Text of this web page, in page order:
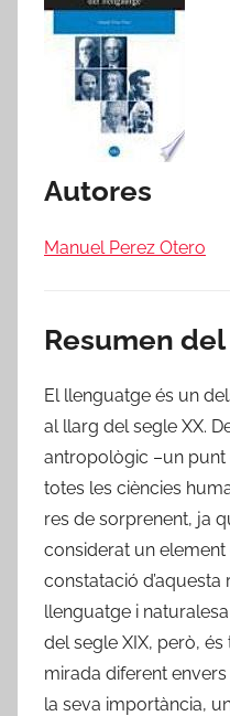
Autores
Manuel Perez Otero
Resumen
El llenguatge és un
al llarg del segle XX.
antropològic –un punt
totes les ciències
res de sorprenent, ja
considerat un element
constatació
llenguatge i
del segle XIX, però,
mirada diferent
la seva importància,